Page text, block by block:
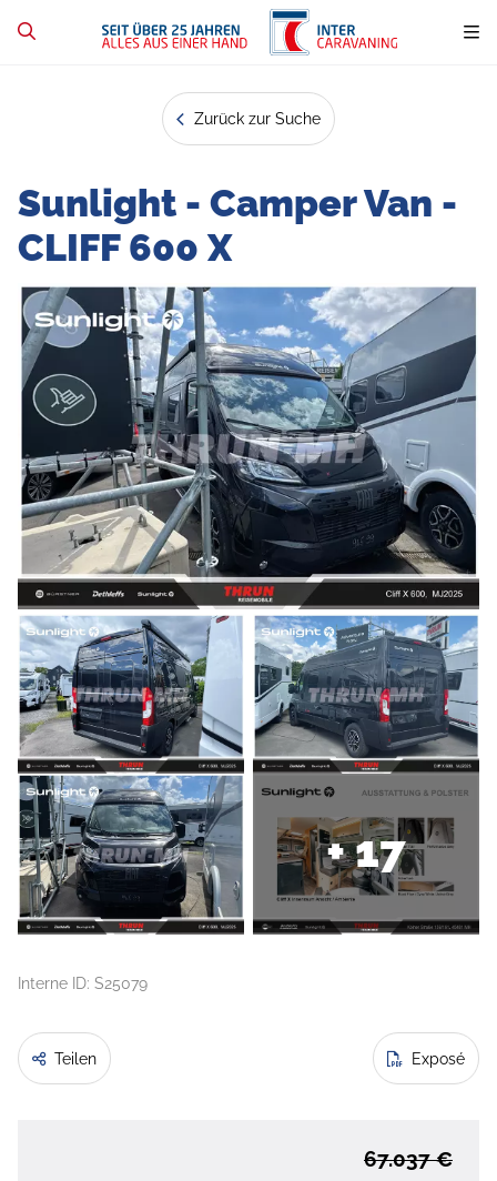
Zurück zur Suche
Sunlight - Camper Van -
CLIFF 600 X
+ 17
Interne ID: S25079
Teilen Exposé
67.037 €